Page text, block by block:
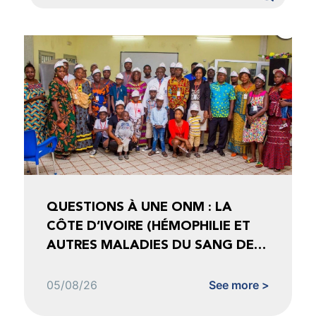
QUESTIONS À UNE ONM : LA
CÔTE D’IVOIRE (HÉMOPHILIE ET
AUTRES MALADIES DU SANG DE
05/08/26 See more >